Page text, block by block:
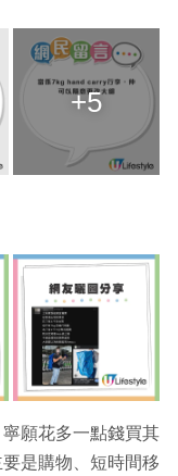
+5
願花多一點錢買其
是購物、短時間移